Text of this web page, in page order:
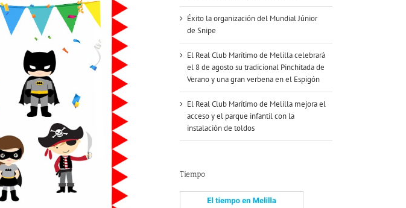
Éxito la organización del Mundial Júnior
de Snipe
El Real Club Marítimo de Melilla celebrará
el 8 de agosto su tradicional Pinchitada de
Verano y una gran verbena en el Espigón
El Real Club Marítimo de Melilla mejora el
acceso y el parque infantil con la
instalación de toldos
Tiempo